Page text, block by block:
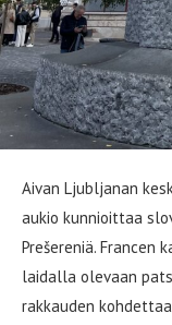
Aivan Ljubljanan
aukio kunnioittaa
Prešereniä. Francen
laidalla olevaan
rakkauden